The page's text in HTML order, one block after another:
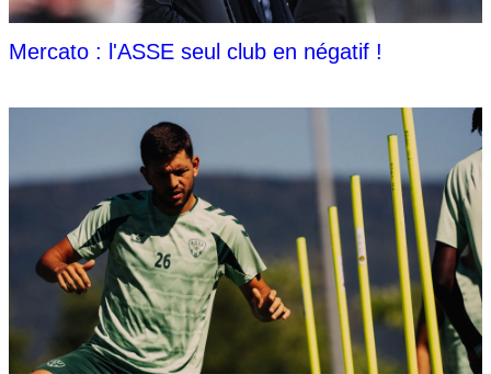
Mercato : l'ASSE seul club en négatif !